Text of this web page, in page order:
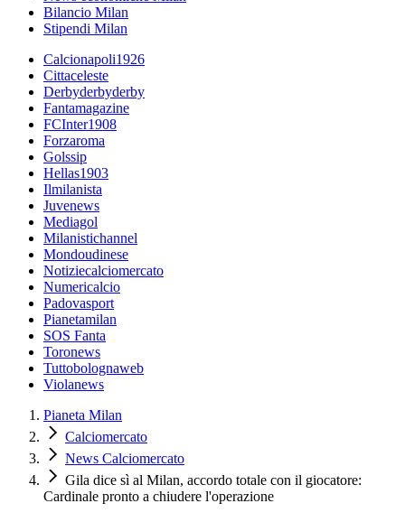
Bilancio Milan
Stipendi Milan
Calcionapoli1926
Cittaceleste
Derbyderbyderby
Fantamagazine
FCInter1908
Forzaroma
Golssip
Hellas1903
Ilmilanista
Juvenews
Mediagol
Milanistichannel
Mondoudinese
Notiziecalciomercato
Numericalcio
Padovasport
Pianetamilan
SOS Fanta
Toronews
Tuttobolognaweb
Violanews
Pianeta Milan
Calciomercato
News Calciomercato
Gila dice sì al Milan, accordo totale con il giocatore:
Cardinale pronto a chiudere l'operazione